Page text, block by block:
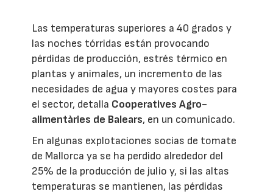
Las temperaturas superiores a 40 grados y
las noches tórridas están provocando
pérdidas de producción, estrés térmico en
plantas y animales, un incremento de las
necesidades de agua y mayores costes para
el sector, detalla Cooperatives Agro-
alimentàries de Balears, en un comunicado.
En algunas explotaciones socias de tomate
de Mallorca ya se ha perdido alrededor del
25% de la producción de julio y, si las altas
temperaturas se mantienen, las pérdidas